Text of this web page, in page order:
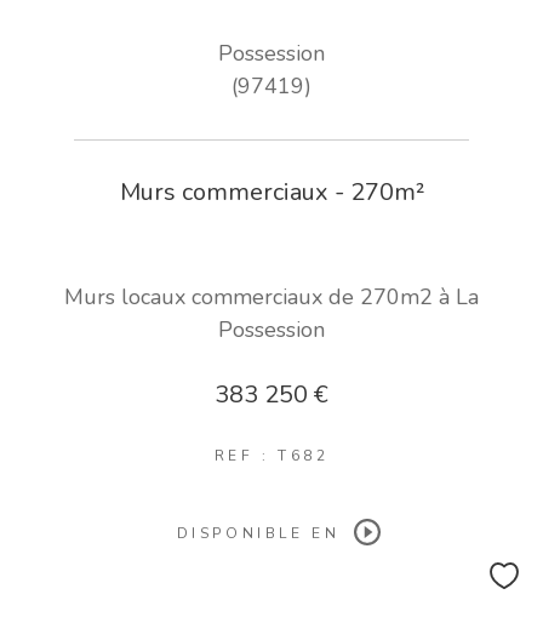
Possession
(97419)
Murs commerciaux - 270m²
Murs locaux commerciaux de 270m2 à La
Possession
383 250 €
REF : T682
DISPONIBLE EN